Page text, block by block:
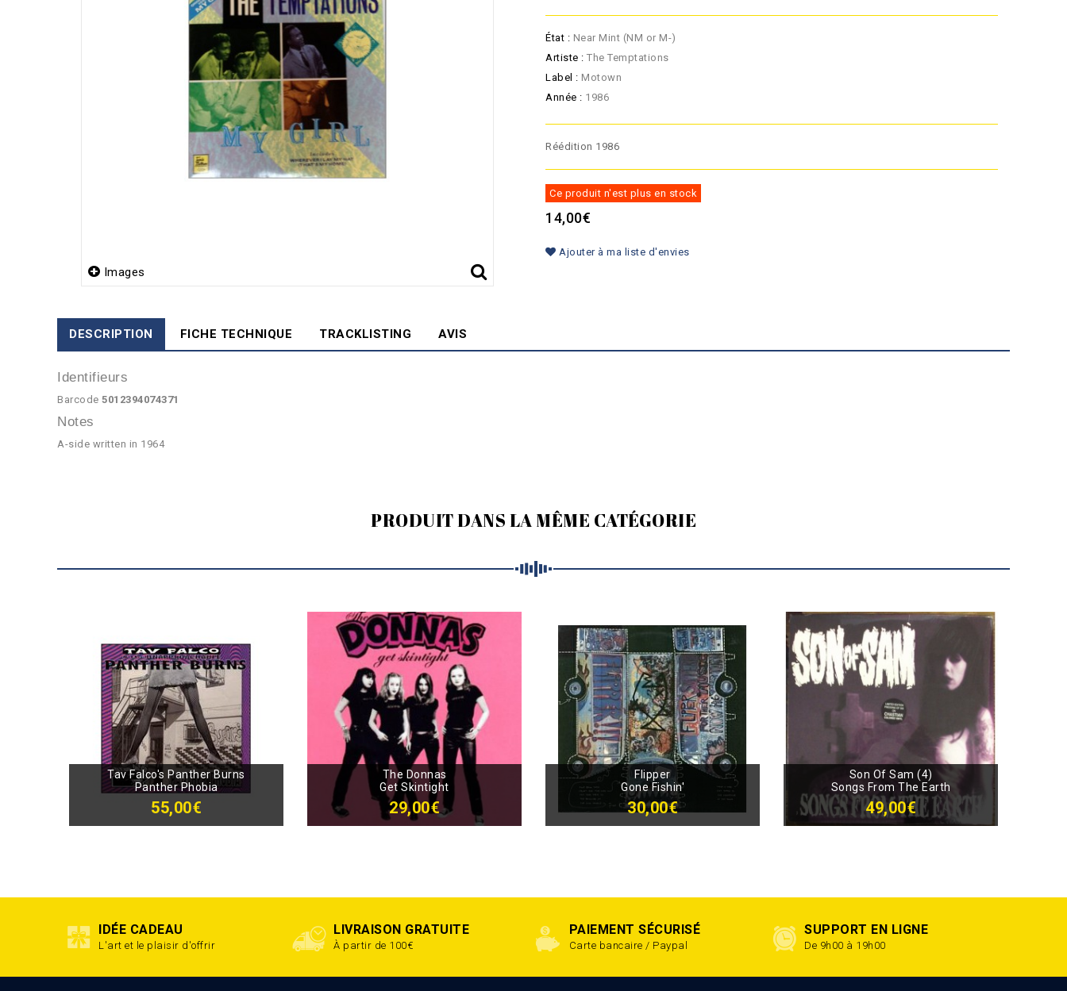
Images
État : Near Mint (NM or M-)
Artiste : The Temptations
Label : Motown
Année : 1986
Réédition 1986
Ce produit n'est plus en stock
14,00€
Ajouter à ma liste d'envies
DESCRIPTION FICHE TECHNIQUE TRACKLISTING AVIS
Identifieurs
Barcode 5012394074371
Notes
A-side written in 1964
PRODUIT DANS LA MÊME CATÉGORIE
Tav Falco's Panther Burns
Panther Phobia
55,00€
The Donnas
Get Skintight
29,00€
Flipper
Gone Fishin'
30,00€
Son Of Sam (4)
Songs From The Earth
49,00€
IDÉE CADEAU
L'art et le plaisir d'offrir
LIVRAISON GRATUITE
À partir de 100€
PAIEMENT SÉCURISÉ
Carte bancaire / Paypal
SUPPORT EN LIGNE
De 9h00 à 19h00